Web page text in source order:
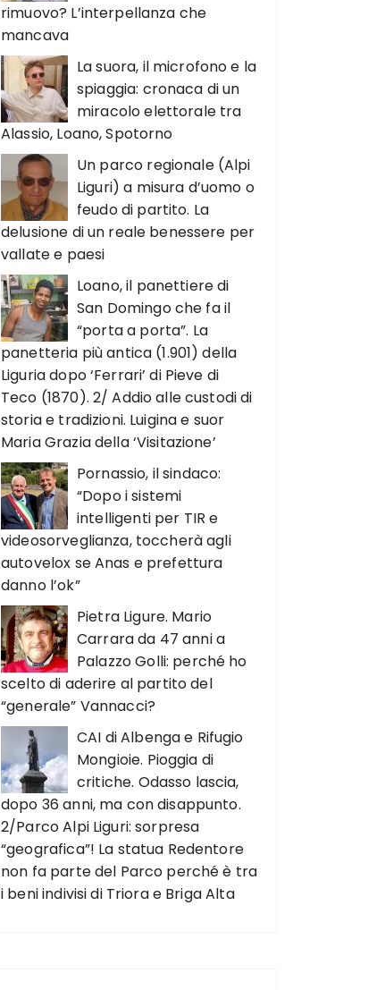
rimuovo? L’interpellanza che
mancava
La suora, il microfono e la
spiaggia: cronaca di un
miracolo elettorale tra
Alassio, Loano, Spotorno
Un parco regionale (Alpi
Liguri) a misura d’uomo o
feudo di partito. La
delusione di un reale benessere per
vallate e paesi
Loano, il panettiere di
San Domingo che fa il
“porta a porta”. La
panetteria più antica (1.901) della
Liguria dopo ‘Ferrari’ di Pieve di
Teco (1870). 2/ Addio alle custodi di
storia e tradizioni. Luigina e suor
Maria Grazia della ‘Visitazione’
Pornassio, il sindaco:
“Dopo i sistemi
intelligenti per TIR e
videosorveglianza, toccherà agli
autovelox se Anas e prefettura
danno l’ok”
Pietra Ligure. Mario
Carrara da 47 anni a
Palazzo Golli: perché ho
scelto di aderire al partito del
“generale” Vannacci?
CAI di Albenga e Rifugio
Mongioie. Pioggia di
critiche. Odasso lascia,
dopo 36 anni, ma con disappunto.
2/Parco Alpi Liguri: sorpresa
“geografica”! La statua Redentore
non fa parte del Parco perché è tra
i beni indivisi di Triora e Briga Alta